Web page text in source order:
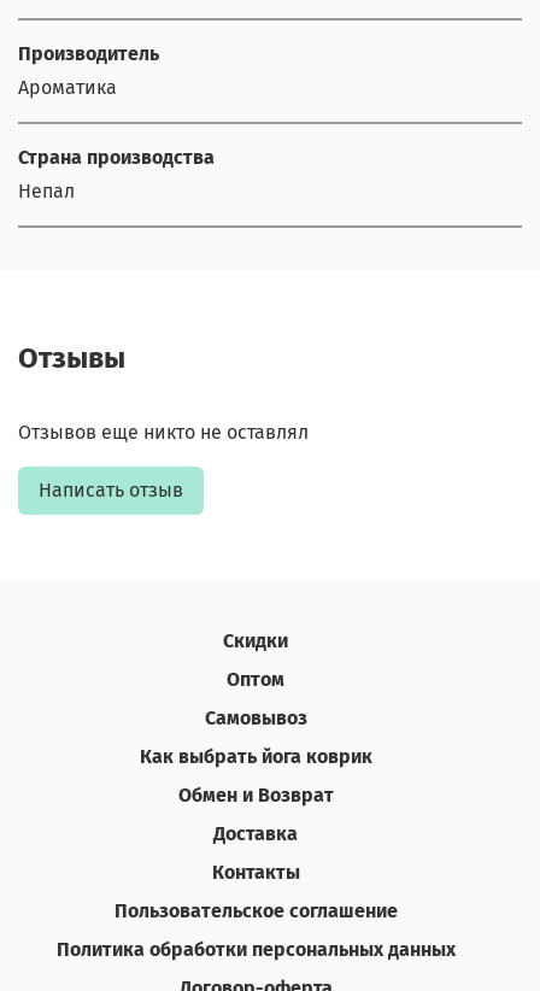
Производитель
Ароматика
Страна производства
Непал
Отзывы
Отзывов еще никто не оставлял
Написать отзыв
Скидки
Оптом
Самовывоз
Как выбрать йога коврик
Обмен и Возврат
Доставка
Контакты
Пользовательское соглашение
Политика обработки персональных данных